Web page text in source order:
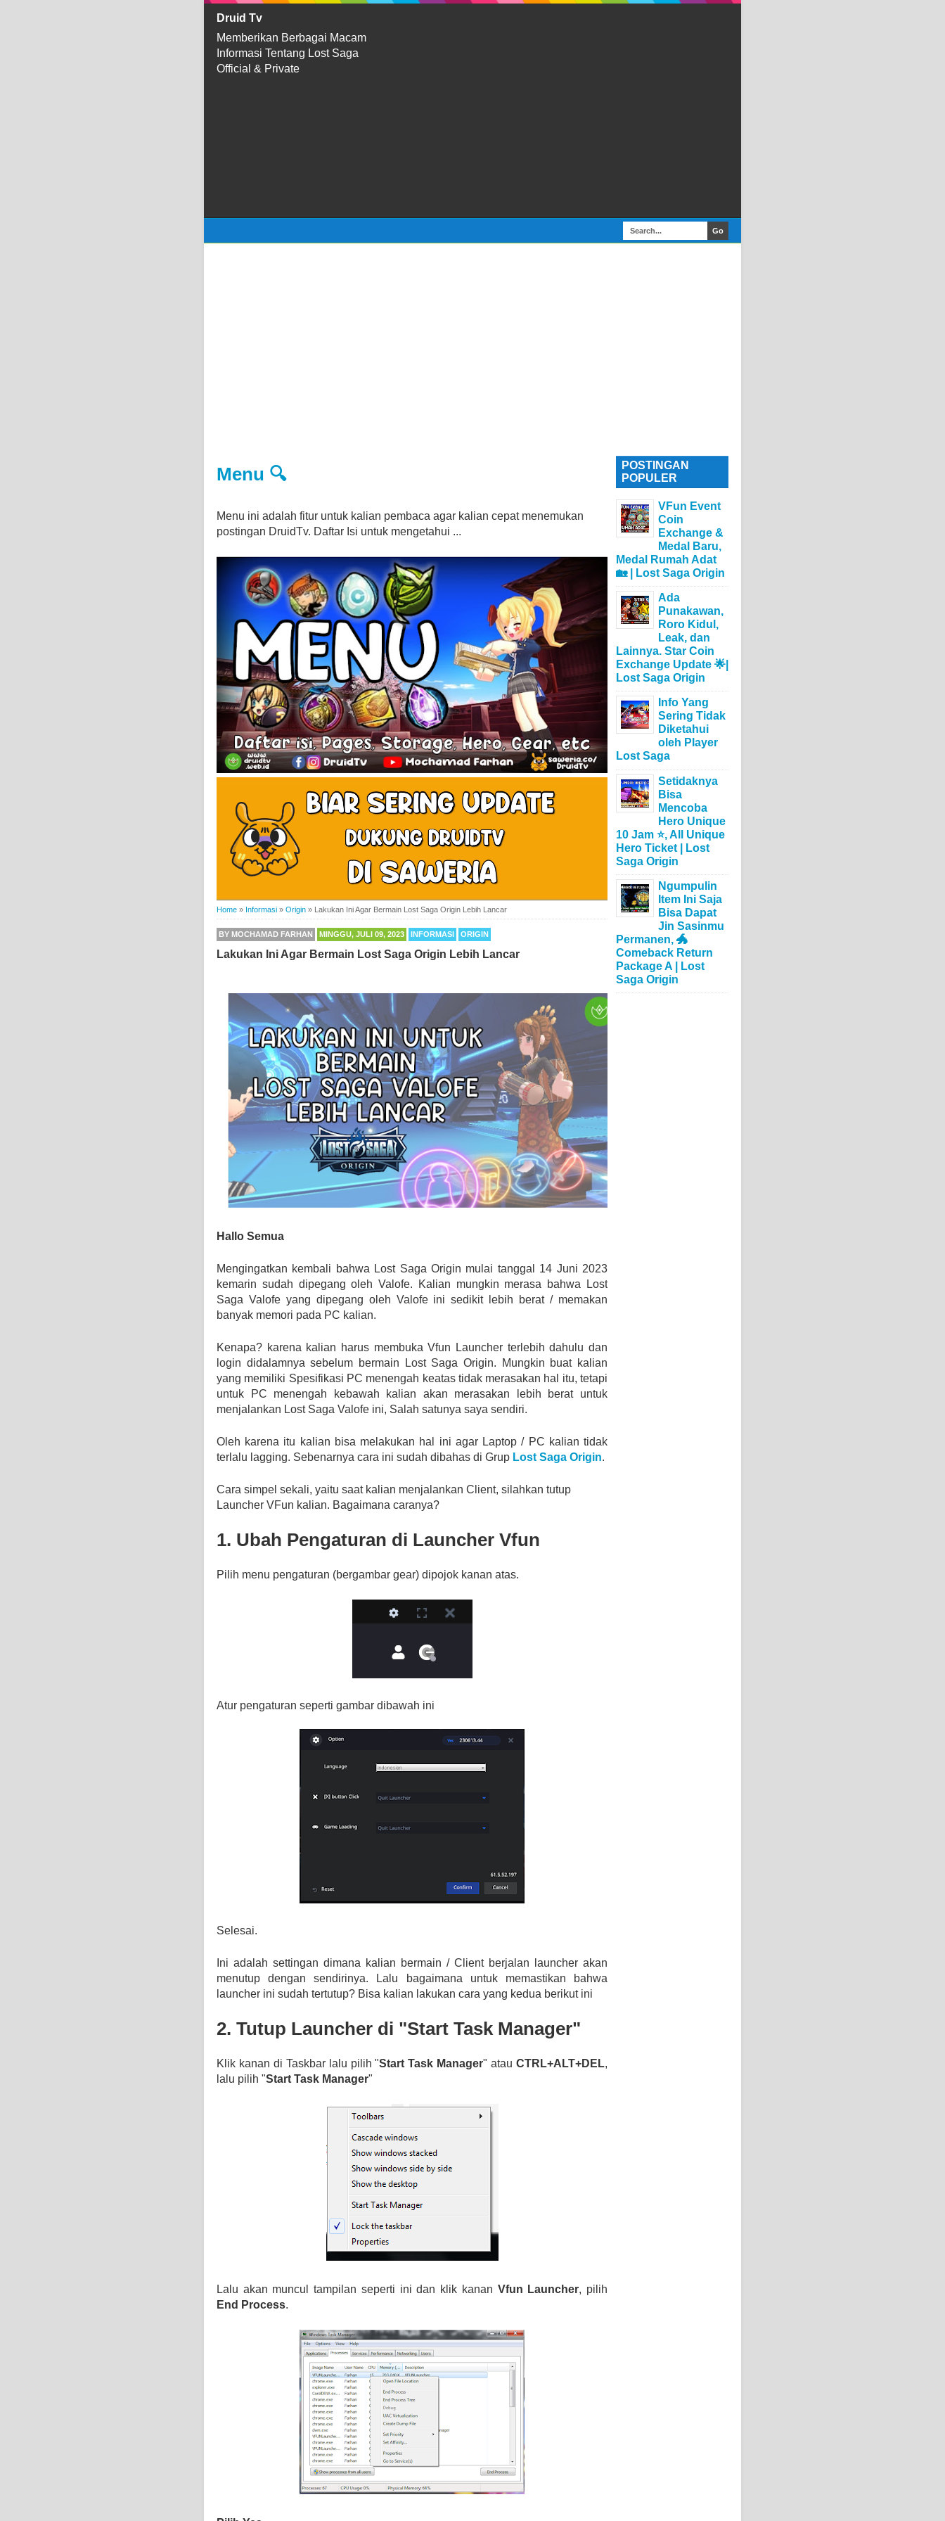
Druid Tv
Memberikan Berbagai Macam
Informasi Tentang Lost Saga
Official & Private
Menu 🔍
Menu ini adalah fitur untuk kalian pembaca agar kalian cepat menemukan
postingan DruidTv. Daftar Isi untuk mengetahui ...
Home » Informasi » Origin » Lakukan Ini Agar Bermain Lost Saga Origin Lebih Lancar
BY MOCHAMAD FARHAN MINGGU, JULI 09, 2023 INFORMASI ORIGIN
Lakukan Ini Agar Bermain Lost Saga Origin Lebih Lancar
Hallo Semua
Mengingatkan kembali bahwa Lost Saga Origin mulai tanggal 14 Juni 2023
kemarin sudah dipegang oleh Valofe. Kalian mungkin merasa bahwa Lost
Saga Valofe yang dipegang oleh Valofe ini sedikit lebih berat / memakan
banyak memori pada PC kalian.
Kenapa? karena kalian harus membuka Vfun Launcher terlebih dahulu dan
login didalamnya sebelum bermain Lost Saga Origin. Mungkin buat kalian
yang memiliki Spesifikasi PC menengah keatas tidak merasakan hal itu, tetapi
untuk PC menengah kebawah kalian akan merasakan lebih berat untuk
menjalankan Lost Saga Valofe ini, Salah satunya saya sendiri.
Oleh karena itu kalian bisa melakukan hal ini agar Laptop / PC kalian tidak
terlalu lagging. Sebenarnya cara ini sudah dibahas di Grup Lost Saga Origin.
Cara simpel sekali, yaitu saat kalian menjalankan Client, silahkan tutup
Launcher VFun kalian. Bagaimana caranya?
1. Ubah Pengaturan di Launcher Vfun
Pilih menu pengaturan (bergambar gear) dipojok kanan atas.
Atur pengaturan seperti gambar dibawah ini
Selesai.
Ini adalah settingan dimana kalian bermain / Client berjalan launcher akan
menutup dengan sendirinya. Lalu bagaimana untuk memastikan bahwa
launcher ini sudah tertutup? Bisa kalian lakukan cara yang kedua berikut ini
2. Tutup Launcher di "Start Task Manager"
Klik kanan di Taskbar lalu pilih "Start Task Manager" atauCTRL+ALT+DEL,
lalu pilih "Start Task Manager"
Lalu akan muncul tampilan seperti ini dan klik kanan Vfun Launcher, pilih
End Process.
POSTINGAN
POPULER
VFun Event
Coin
Exchange &
Medal Baru,
Medal Rumah Adat
🏡 | Lost Saga Origin
Ada
Punakawan,
Roro Kidul,
Leak, dan
Lainnya. Star Coin
Exchange Update 🌟|
Lost Saga Origin
Info Yang
Sering Tidak
Diketahui
oleh Player
Lost Saga
Setidaknya
Bisa
Mencoba
Hero Unique
10 Jam ⭐, All Unique
Hero Ticket | Lost
Saga Origin
Ngumpulin
Item Ini Saja
Bisa Dapat
Jin Sasinmu
Permanen, 🐲
Comeback Return
Package A | Lost
Saga Origin